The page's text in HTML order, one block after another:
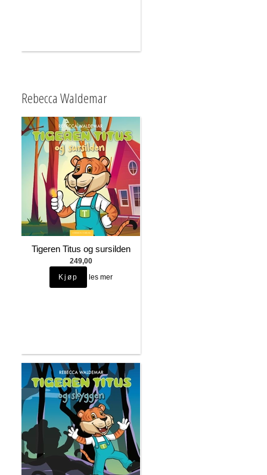
Rebecca Waldemar
Tigeren Titus og sursilden
249,00
les mer